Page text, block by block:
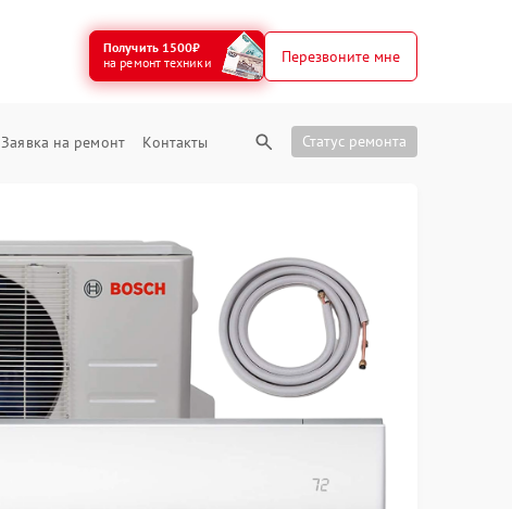
Получить 1500₽
на ремонт техники
Перезвоните мне
Заявка на ремонт Контакты Статус ремонта